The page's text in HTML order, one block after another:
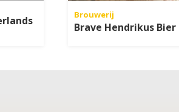
Brouwerij
Brave Hendrikus Bier